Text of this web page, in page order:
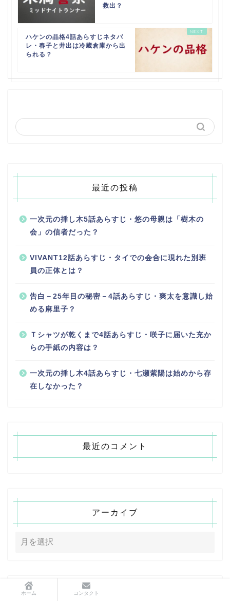
救出？
ハケンの品格4話あらすじネタバ
レ・春子と井出は冷蔵倉庫から出
られる？
最近の投稿
一次元の挿し木5話あらすじ・悠の母親は「樹木の
会」の信者だった？
VIVANT12話あらすじ・タイでの会合に現れた別班
員の正体とは？
告白－25年目の秘密－4話あらすじ・爽太を意識し始
める麻里子？
Ｔシャツが乾くまで4話あらすじ・咲子に届いた充か
らの手紙の内容は？
一次元の挿し木4話あらすじ・七瀬紫陽は始めから存
在しなかった？
最近のコメント
アーカイブ
ホーム コンタクト